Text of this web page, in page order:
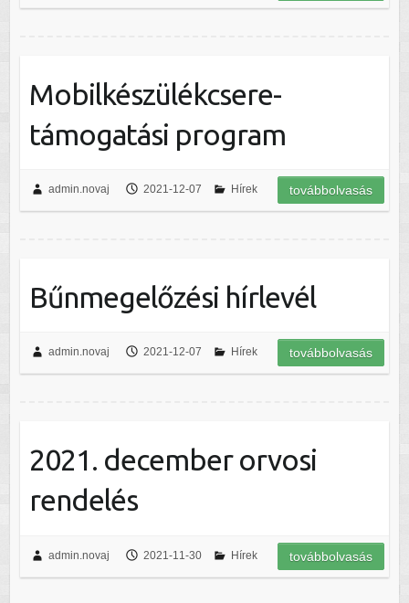
Mobilkészülékcsere-
támogatási program
admin.novaj 2021-12-07 Hírek továbbolvasás
Bűnmegelőzési hírlevél
admin.novaj 2021-12-07 Hírek továbbolvasás
2021. december orvosi
rendelés
admin.novaj 2021-11-30 Hírek továbbolvasás